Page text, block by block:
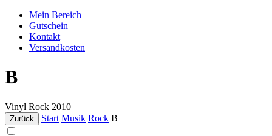
Mein Bereich
Gutschein
Kontakt
Versandkosten
B
Vinyl Rock 2010
Zurück Start Musik Rock B